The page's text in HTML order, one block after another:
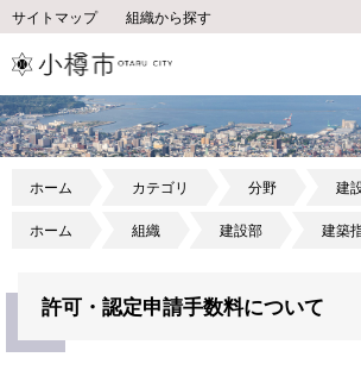
サイトマップ 組織から探す
ホーム カテゴリ 分野 建
ホーム 組織 建設部 建築
許可・認定申請手数料について